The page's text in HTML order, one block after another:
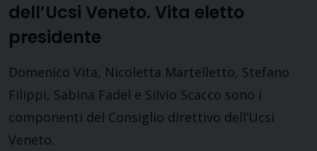
dell’Ucsi Veneto. Vita eletto
presidente
Domenico Vita, Nicoletta Martelletto, Stefano
Filippi, Sabina Fadel e Silvio Scacco sono i
componenti del Consiglio direttivo dell’Ucsi
Veneto.